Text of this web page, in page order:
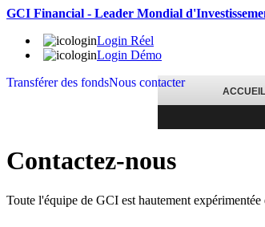
GCI Financial - Leader Mondial
Login Réel
Login Démo
Transférer des fondsNous contacter
ACCUEIL
Contactez-nous
Toute l'équipe de GCI est hautement